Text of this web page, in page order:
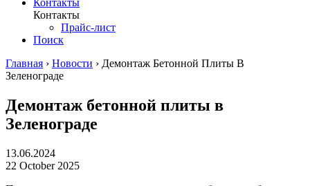
Контакты
Прайс-лист
Поиск
Главная › Новости › Демонтаж Бетонной Плиты В
Зеленограде
Демонтаж бетонной плиты в
Зеленограде
13.06.2024
22 October 2025